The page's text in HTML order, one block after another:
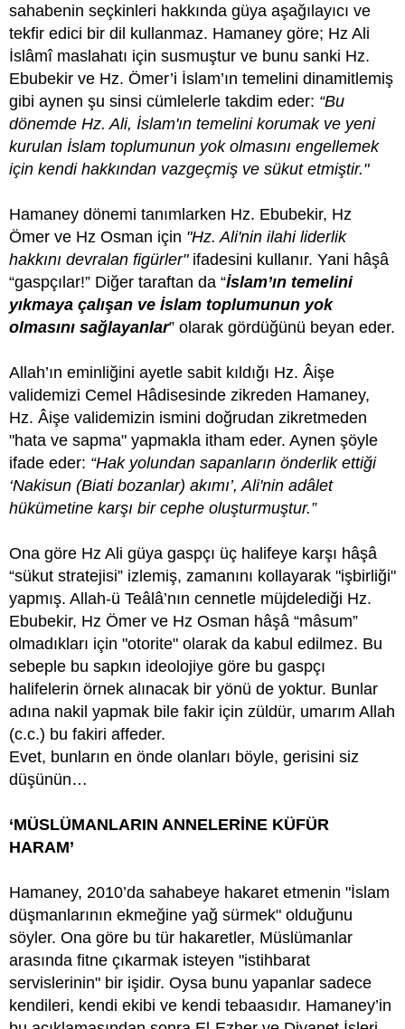
sahabenin seçkinleri hakkında güya aşağılayıcı ve
tekfir edici bir dil kullanmaz. Hamaney göre; Hz Ali
İslâmî maslahatı için susmuştur ve bunu sanki Hz.
Ebubekir ve Hz. Ömer’i İslam’ın temelini dinamitlemiş
gibi aynen şu sinsi cümlelerle takdim eder: “Bu
dönemde Hz. Ali, İslam'ın temelini korumak ve yeni
kurulan İslam toplumunun yok olmasını engellemek
için kendi hakkından vazgeçmiş ve sükut etmiştir."
Hamaney dönemi tanımlarken Hz. Ebubekir, Hz
Ömer ve Hz Osman için "Hz. Ali'nin ilahi liderlik
hakkını devralan figürler"ifadesini kullanır. Yani hâşâ
“gaspçılar!” Diğer taraftan da “İslam’ın temelini
yıkmaya çalışan ve İslam toplumunun yok
olmasını sağlayanlar” olarak gördüğünü beyan eder.
Allah’ın eminliğini ayetle sabit kıldığı Hz. Âişe
validemizi Cemel Hâdisesinde zikreden Hamaney,
Hz. Âişe validemizin ismini doğrudan zikretmeden
"hata ve sapma" yapmakla itham eder. Aynen şöyle
ifade eder: “Hak yolundan sapanların önderlik ettiği
‘Nakisun (Biati bozanlar) akımı’, Ali'nin adâlet
hükümetine karşı bir cephe oluşturmuştur.”
Ona göre Hz Ali güya gaspçı üç halifeye karşı hâşâ
“sükut stratejisi” izlemiş, zamanını kollayarak "işbirliği"
yapmış. Allah-ü Teâlâ’nın cennetle müjdelediği Hz.
Ebubekir, Hz Ömer ve Hz Osman hâşâ “mâsum”
olmadıkları için "otorite" olarak da kabul edilmez. Bu
sebeple bu sapkın ideolojiye göre bu gaspçı
halifelerin örnek alınacak bir yönü de yoktur. Bunlar
adına nakil yapmak bile fakir için züldür, umarım Allah
(c.c.) bu fakiri affeder.
Evet, bunların en önde olanları böyle, gerisini siz
düşünün…
‘MÜSLÜMANLARIN ANNELERİNE KÜFÜR
HARAM’
Hamaney, 2010’da sahabeye hakaret etmenin "İslam
düşmanlarının ekmeğine yağ sürmek" olduğunu
söyler. Ona göre bu tür hakaretler, Müslümanlar
arasında fitne çıkarmak isteyen "istihbarat
servislerinin" bir işidir. Oysa bunu yapanlar sadece
kendileri, kendi ekibi ve kendi tebaasıdır. Hamaney’in